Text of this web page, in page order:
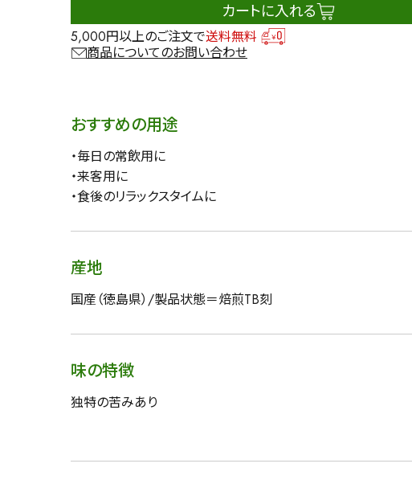
カートに入れる
5,000円以上のご注文で送料無料
商品についてのお問い合わせ
おすすめの用途
・毎日の常飲用に
・来客用に
・食後のリラックスタイムに
産地
国産（徳島県）/製品状態＝焙煎TB刻
味の特徴
独特の苦みあり